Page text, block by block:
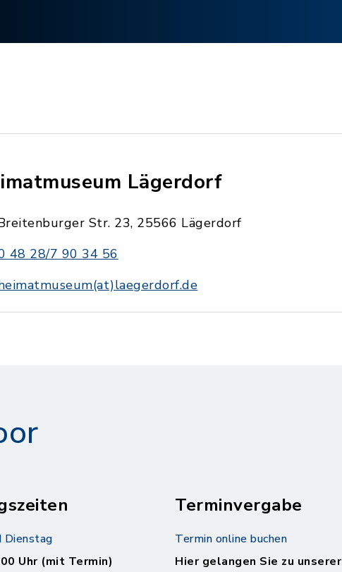
Lägerdorf
Str. 23, 25566 Lägerdorf
48 28/7 90 34 56
Dienstag
Uhr (mit Termin)
Terminvergabe
Termin online buchen
Hier gelangen Sie zu unserer